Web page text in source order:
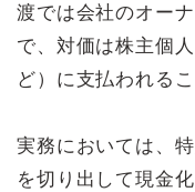
渡では会社のオー
で、対価は株主個
ど）に支払われる
実務においては、
を切り出して現金